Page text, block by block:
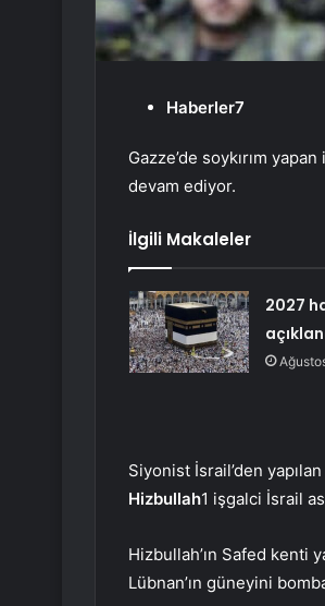
Haberler7
Gazze’de soykırım
devam ediyor.
İlgili Makaleler
2027
Siyonist İsrail’den
Hizbullah1 işgalci İsrail
Hizbullah’ın Safed kenti
Lübnan’ın güneyini